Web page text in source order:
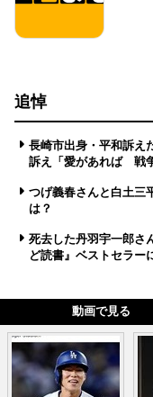
追悼
長崎市出身・平和訴
訴え「愛があれば 戦
つげ義春さんと白土
は？
死去した丹羽宇一郎
ど読書』ベストセラー
動画で見る